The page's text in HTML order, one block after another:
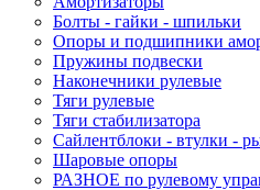
Болты - гайки - шпильки
Опоры и подшипники
Пружины подвески
Наконечники рулевые
Тяги рулевые
Тяги стабилизатора
Сайлентблоки - втулки -
Шаровые опоры
РАЗНОЕ по рулевому